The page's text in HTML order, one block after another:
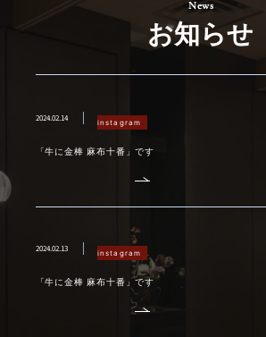
お知らせ
2024.02.14 instagram
「牛に金棒 麻布十番」です
2024.02.13 instagram
「牛に金棒 麻布十番」です